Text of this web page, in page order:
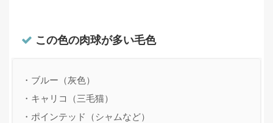
この色の肉球が多い毛色
・ブルー（灰色）
・キャリコ（三毛猫）
・ポインテッド（シャムなど）